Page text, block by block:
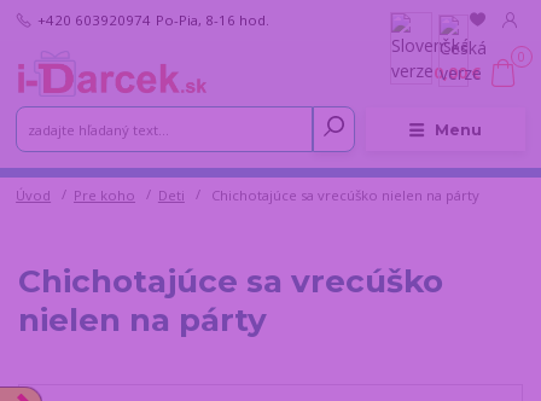
Menu
+420 603920974 Po-Pia, 8-16 hod.
0
0,00 €
Úvod Pre koho Deti Chichotajúce sa vrecúško nielen na párty
Chichotajúce sa vrecúško
nielen na párty